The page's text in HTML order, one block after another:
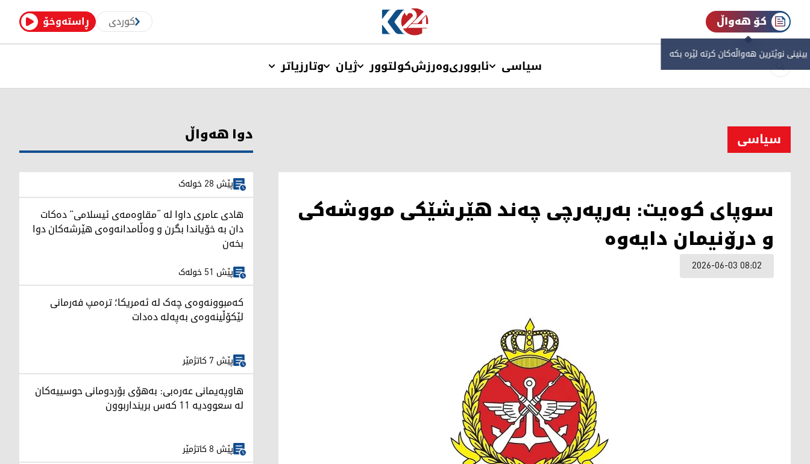
ڕاستەوخۆ کوردی کۆ هەواڵ
نوێترین هەواڵەکان کرتە لێرە بکە
سیاسی ئابووریوەرزشکولتوور ژیان وتارزیاتر
سیاسی
سوپای کوەیت: بەرپەرچی چەند هێرشێکی مووشەکی
و درۆنیمان دایەوە
2026-06-03 08:02
دوا هەواڵ
پێش 28 خولەک
هادی عامری داوا لە “مقاوەمەی ئیسلامی” دەکات
دان بە خۆیاندا بگرن و وەڵامدانەوەی هێرشەکان دوا
بخەن
پێش 51 خولەک
کەمبوونەوەی چەک لە ئەمریکا؛ ترەمپ فەرمانی
لێکۆڵینەوەی بەپەلە دەدات
پێش 7 کاتژمێر
هاوپەیمانی عەرەبی: بەهۆی بۆردومانی حوسییەکان
لە سعوودیە 11 کەس برینداربوون
پێش 8 کاتژمێر